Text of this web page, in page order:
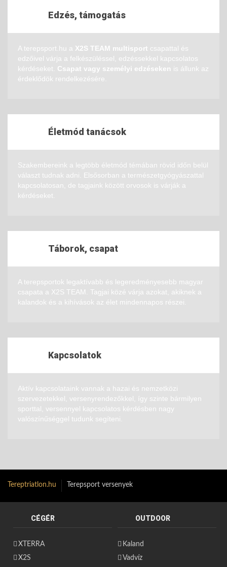
Edzés, támogatás
A terepsport.hu a X2S TEAM multisport csapattal és
edzőivel várja a felkészüléssel, edzéssekkel kapcsolatos
kérdéseket. Csapat vagy személyi edzéseken is állunk az
érdeklődök rendelkezésére.
Életmód tanácsok
Szakembereink a legtöbb életmód témában rövid időn belül
választ tudnak adni. Elsősorban a természetgyógyászattal
kapcsolatosan, de tagjaink között orvosok is várják a
kérdéseket.
Táborok, csapat
A terepsportok legaktívabb és legeredményesebb magyar
csapata a X2S TEAM. Tagjai közé várja azokat, akiknek a
kalandok és a kihívások az élet mindennapos részei.
Kapcsolatok
Aktív kapcsolataink vannak a hazai és nemzetközi
szervezetekkel, versenyrendezőkkel, így szinte bármilyen
sporttal, versennyel kapcsolatos kérdésben nagy
valószínűséggel tudunk segíteni.
Tereptriatlon.hu Terepsport versenyek
CÉGÉR
XTERRA
X2S
OUTDOOR
Kaland
Vadvíz